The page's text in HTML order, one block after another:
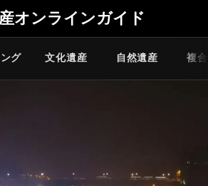
オンラインガイド
グ 文化遺産 自然遺産 複